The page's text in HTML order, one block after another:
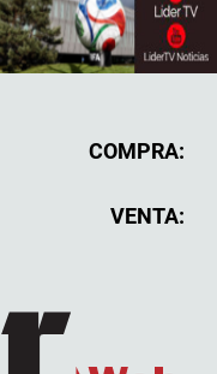
COMPRA:
VENTA: